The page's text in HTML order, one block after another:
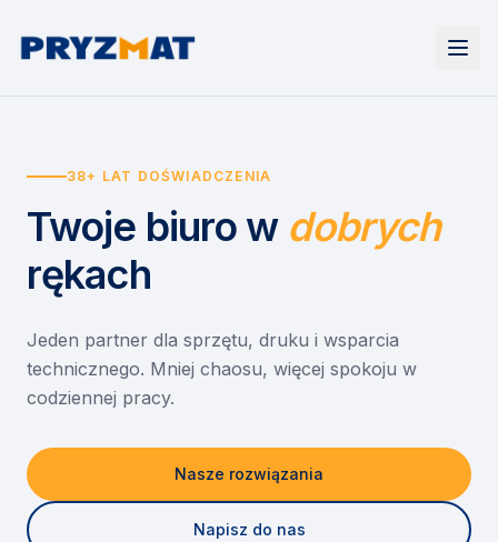
Urządzenia
Drukarki i urządzenia wielofunkcyjne
Etykiety i identyfikacja
Skanery i obieg dokumentów
Monitory interaktywne
Niszczarki dokumentów
Wynajem drukarek
Wynajem urządzeń biurowych
Asystent druku
EZD RP
Misja szkoła
Serwis
O nas
Kontakt
38+ LAT DOŚWIADCZENIA
Twoje biuro w dobrych
rękach
Jeden partner dla sprzętu, druku i wsparcia
technicznego. Mniej chaosu, więcej spokoju w
codziennej pracy.
Nasze rozwiązania
Napisz do nas